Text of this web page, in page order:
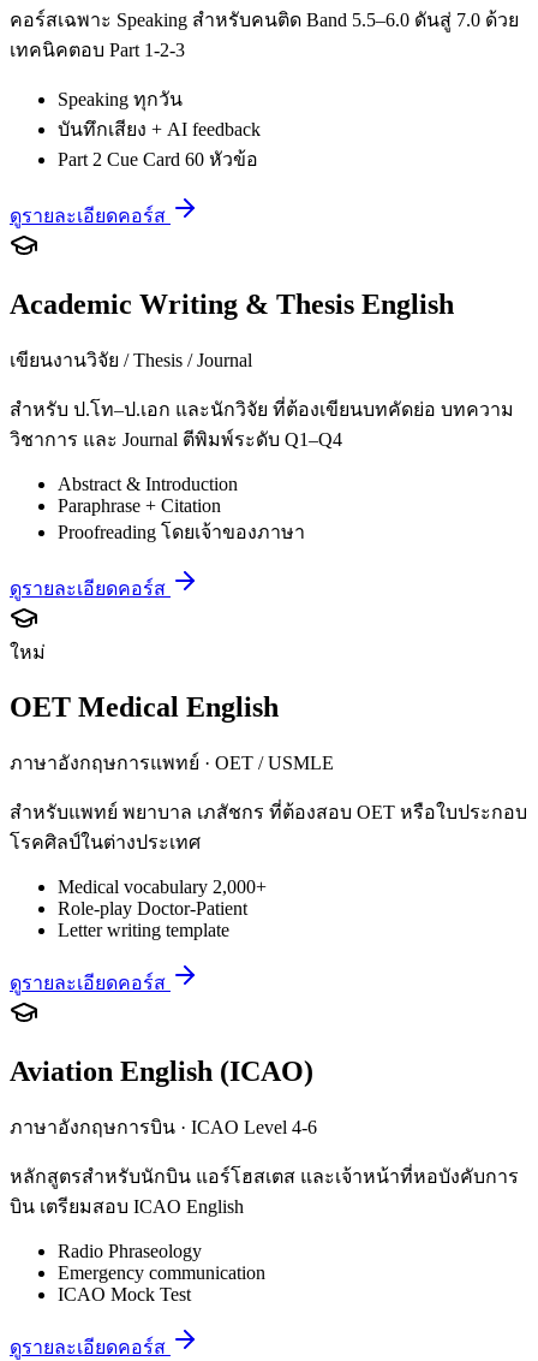
คอร์สเฉพาะ Speaking สำหรับคนติด Band 5.5–6.0 ดันสู่ 7.0 ด้วย
เทคนิคตอบ Part 1-2-3
Speaking ทุกวัน
บันทึกเสียง + AI feedback
Part 2 Cue Card 60 หัวข้อ
ดูรายละเอียดคอร์ส
Academic Writing & Thesis English
เขียนงานวิจัย / Thesis / Journal
สำหรับ ป.โท–ป.เอก และนักวิจัย ที่ต้องเขียนบทคัดย่อ บทความ
วิชาการ และ Journal ตีพิมพ์ระดับ Q1–Q4
Abstract & Introduction
Paraphrase + Citation
Proofreading โดยเจ้าของภาษา
ดูรายละเอียดคอร์ส
ใหม่
OET Medical English
ภาษาอังกฤษการแพทย์ · OET / USMLE
สำหรับแพทย์ พยาบาล เภสัชกร ที่ต้องสอบ OET หรือใบประกอบ
โรคศิลป์ในต่างประเทศ
Medical vocabulary 2,000+
Role-play Doctor-Patient
Letter writing template
ดูรายละเอียดคอร์ส
Aviation English (ICAO)
ภาษาอังกฤษการบิน · ICAO Level 4-6
หลักสูตรสำหรับนักบิน แอร์โฮสเตส และเจ้าหน้าที่หอบังคับการ
บิน เตรียมสอบ ICAO English
Radio Phraseology
Emergency communication
ICAO Mock Test
ดูรายละเอียดคอร์ส